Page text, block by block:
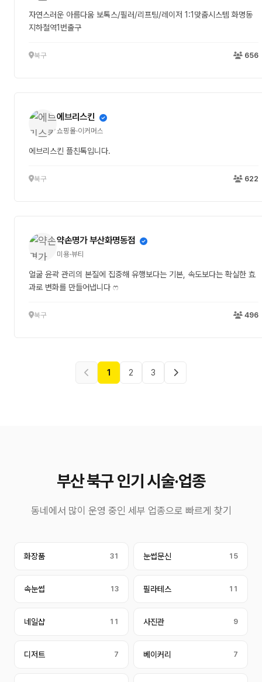
자연스러운 아름다움 보톡스/필러/리프팅/레이저 1:1맞춤시스템 화명동
지하철역1번출구
북구 656
에브리스킨
쇼핑몰·이커머스
에브리스킨 플친톡입니다.
북구 622
약손명가 부산화명동점
미용·뷰티
얼굴 윤곽 관리의 본질에 집중해 유행보다는 기본, 속도보다는 확실한 효
과로 변화를 만들어냅니다 ෆ
북구 496
1 2 3
부산 북구 인기 시술·업종
동네에서 많이 운영 중인 세부 업종으로 빠르게 찾기
화장품 31 눈썹문신 15
속눈썹 13 필라테스 11
네일샵 11 사진관 9
디저트 7 베이커리 7